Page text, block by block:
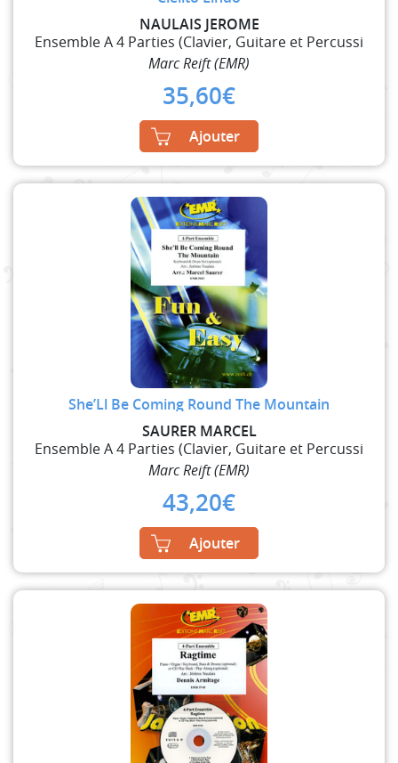
NAULAIS JEROME
Ensemble A 4 Parties (Clavier, Guitare et Percussi
Marc Reift (EMR)
35,60€
Ajouter
She’Ll Be Coming Round The Mountain
SAURER MARCEL
Ensemble A 4 Parties (Clavier, Guitare et Percussi
Marc Reift (EMR)
43,20€
Ajouter